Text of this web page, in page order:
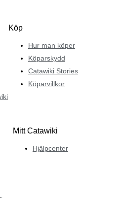
Köp
Hur man köper
Köparskydd
Catawiki Stories
Köparvillkor
Mitt Catawiki
Hjälpcenter